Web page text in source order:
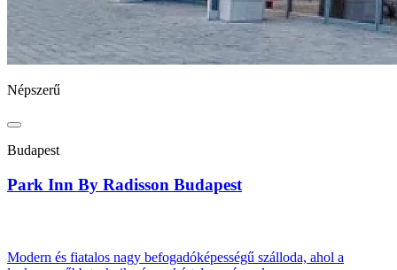
Népszerű
Budapest
Park Inn By Radisson Budapest
Modern és fiatalos nagy befogadóképességű szálloda, ahol a